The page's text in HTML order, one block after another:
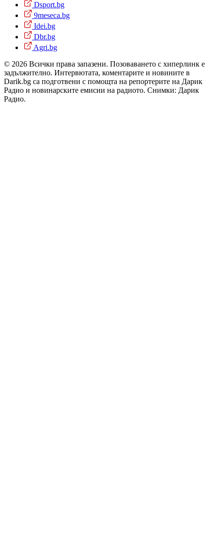
Dsport.bg
9meseca.bg
Idei.bg
Dbr.bg
Agri.bg
© 2026 Всички права запазени. Позоваването с хиперлинк е
задължително. Интервютата, коментарите и новините в
Darik.bg са подготвени с помощта на репортерите на Дарик
Радио и новинарските емисии на радиото. Снимки: Дарик
Радио.